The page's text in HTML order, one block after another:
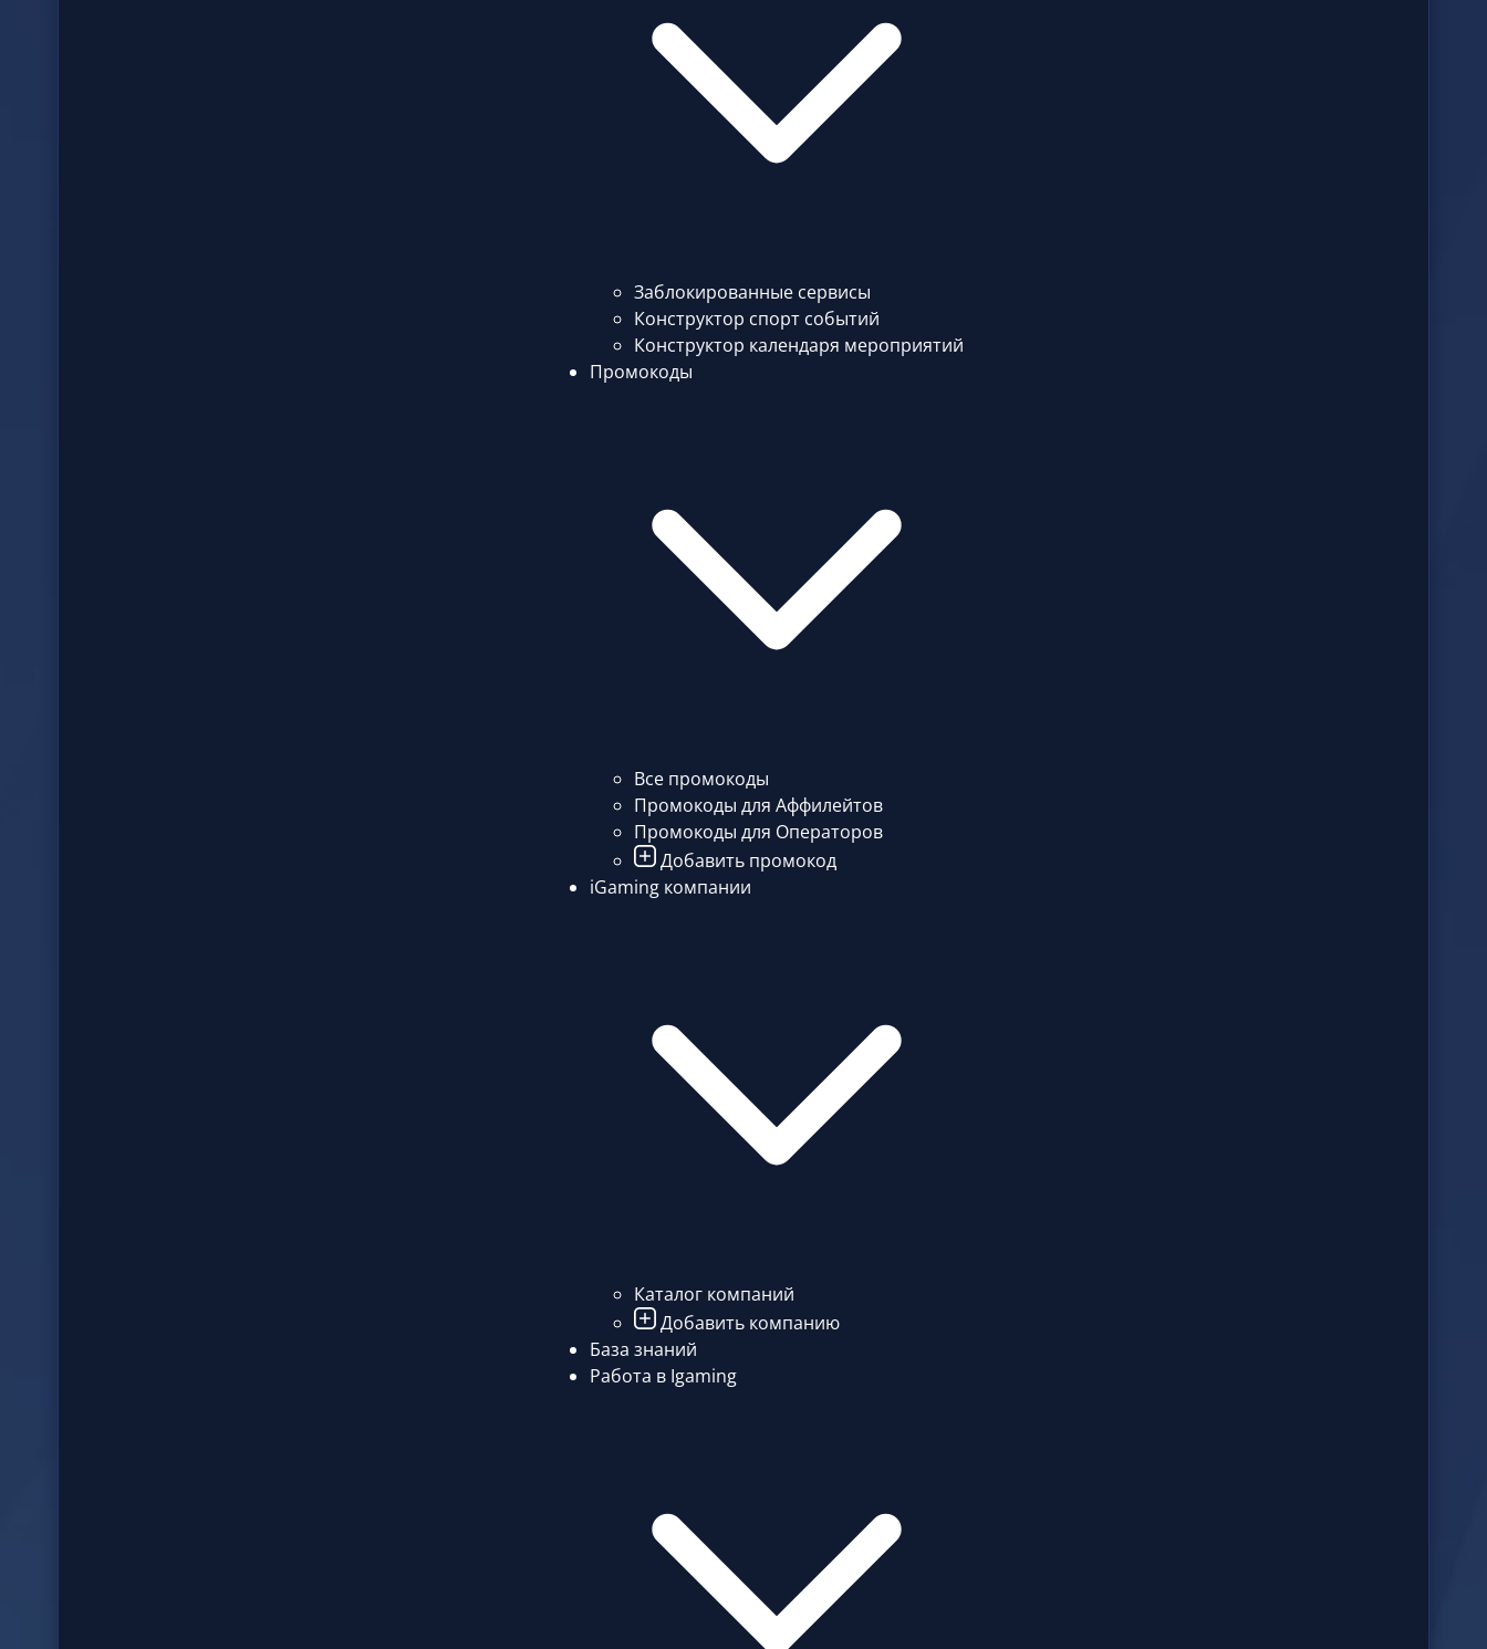
Заблокированные сервисы
Конструктор спорт событий
Конструктор календаря мероприятий
Промокоды
Все промокоды
Промокоды для Аффилейтов
Промокоды для Операторов
Добавить промокод
iGaming компании
Каталог компаний
Добавить компанию
База знаний
Работа в Igaming